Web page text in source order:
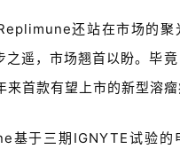
还站在市场的聚
之遥，市场翘首以盼。毕
来首款有望上市的新型溶瘤
基于三期 IGNYTE试验的